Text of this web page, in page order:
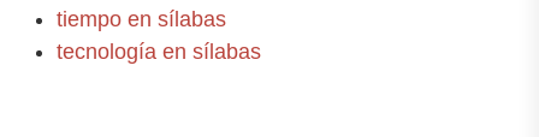
tiempo en sílabas
tecnología en sílabas